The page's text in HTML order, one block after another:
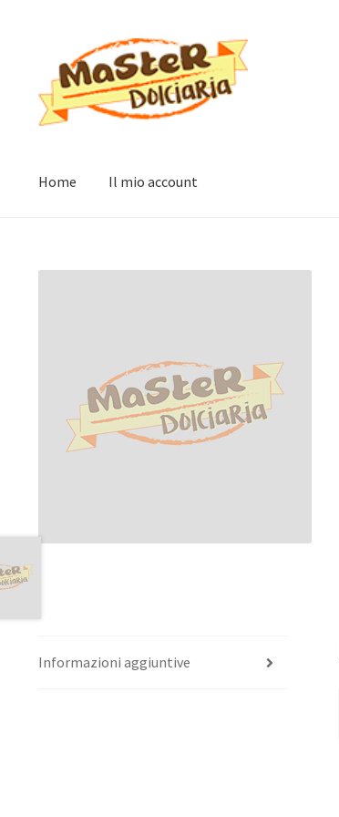
alla
navigazione
contenuto
Home Il mio account
Informazioni aggiuntive